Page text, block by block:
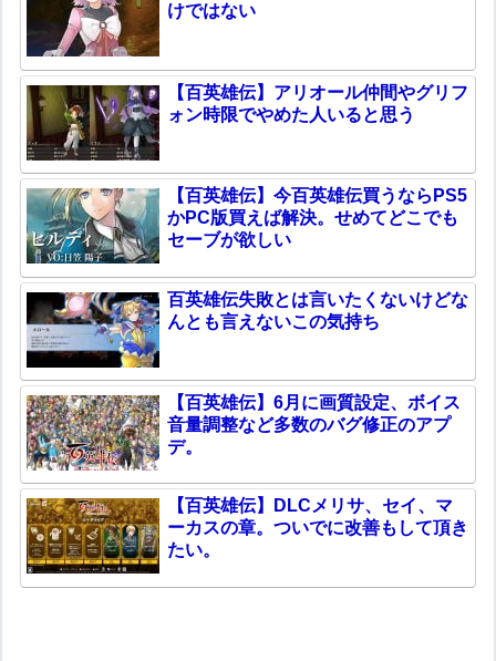
けではない
【百英雄伝】アリオール仲間やグリフ
ォン時限でやめた人いると思う
【百英雄伝】今百英雄伝買うならPS5
かPC版買えば解決。せめてどこでも
セーブが欲しい
百英雄伝失敗とは言いたくないけどな
んとも言えないこの気持ち
【百英雄伝】6月に画質設定、ボイス
音量調整など多数のバグ修正のアプ
デ。
【百英雄伝】DLCメリサ、セイ、マ
ーカスの章。ついでに改善もして頂き
たい。